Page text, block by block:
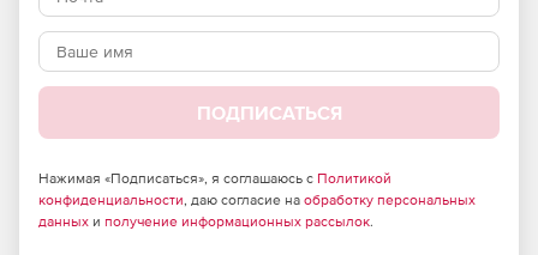
заказчиками независимо от их ведомственной
принадлежности и форм собственности.
ПОДПИСАТЬСЯ
Нажимая «Подписаться», я соглашаюсь с Политикой
конфиденциальности, даю согласие на обработку персональных
данных и получение информационных рассылок.